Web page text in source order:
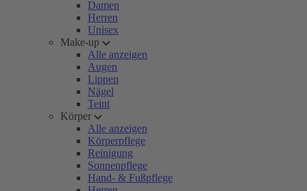
Damen
Herren
Unisex
Make-up
Alle anzeigen
Augen
Lippen
Nägel
Teint
Körper
Alle anzeigen
Körperpflege
Reinigung
Sonnenpflege
Hand- & Fußpflege